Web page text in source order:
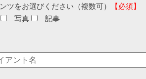
ツをお選びください（複数可）
【必須】
写真 記事